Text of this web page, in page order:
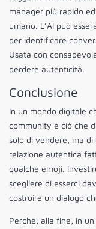
manager più rapido
umano. L’AI può
per identificare
Usata con
perdere autenticità.
Conclusione
In un mondo digitale
community è ciò che
solo di vendere, ma
relazione autentica
qualche emoji.
scegliere di esserci
costruire un dialogo
Perché, alla fine, in